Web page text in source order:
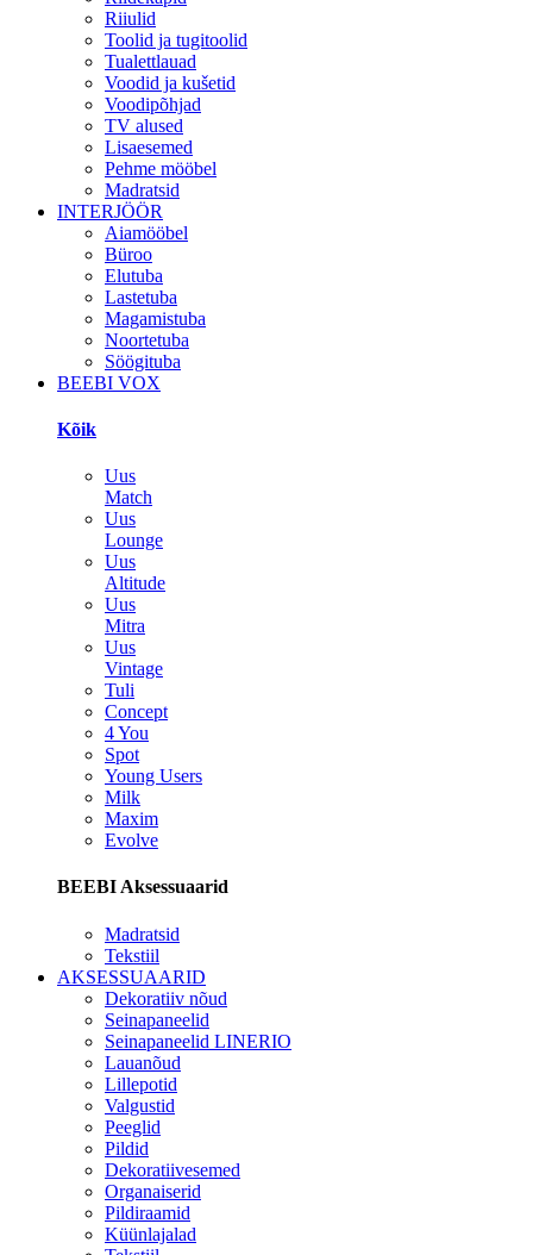
Riiulid
Toolid ja tugitoolid
Tualettlauad
Voodid ja kušetid
Voodipõhjad
TV alused
Lisaesemed
Pehme mööbel
Madratsid
INTERJÖÖR
Aiamööbel
Büroo
Elutuba
Lastetuba
Magamistuba
Noortetuba
Söögituba
BEEBI VOX
Kõik
Uus
Match
Uus
Lounge
Uus
Altitude
Uus
Mitra
Uus
Vintage
Tuli
Concept
4 You
Spot
Young Users
Milk
Maxim
Evolve
BEEBI Aksessuaarid
Madratsid
Tekstiil
AKSESSUAARID
Dekoratiiv nõud
Seinapaneelid
Seinapaneelid LINERIO
Lauanõud
Lillepotid
Valgustid
Peeglid
Pildid
Dekoratiivesemed
Organaiserid
Pildiraamid
Küünlajalad